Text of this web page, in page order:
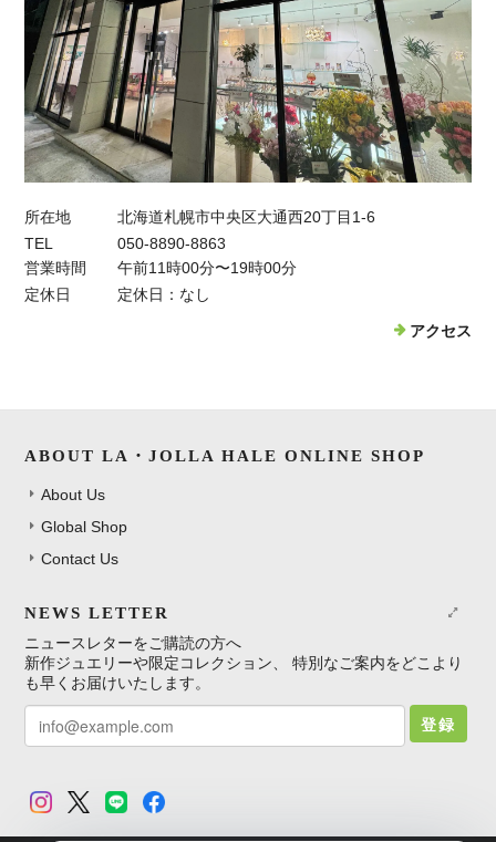
所在地
北海道札幌市中央区大通西20丁目1-6
TEL
050-8890-8863
営業時間
午前11時00分〜19時00分
定休日
定休日：なし
アクセス
ABOUT LA・JOLLA HALE ONLINE SHOP
About Us
Global Shop
Contact Us
NEWS LETTER
ニュースレターをご購読の方へ
新作ジュエリーや限定コレクション、 特別なご案内をどこより
も早くお届けいたします。
登録